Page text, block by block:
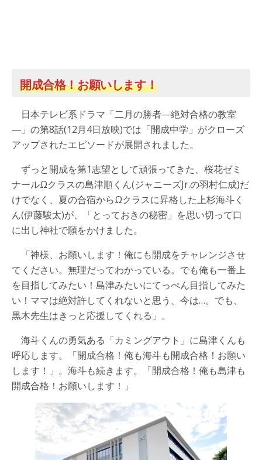
開成合格！お願いします！
日本テレビ系ドラマ「二月の勝者―絶対合格の教室
―」の第8話(12月4日放映)では「開成中学」がクローズ
アップされたエピソードが展開されました。
ずっと開成を第1志望として頑張ってきた、桜花ゼミ
ナールΩクラスの島津順くん(ジャニーズJr.の羽村仁成)だ
けでなく、夏の合宿からΩクラスに昇格した上杉海斗く
ん(伊藤駿太)が、「とっておきの秘密」を思い切って口
に出し神社で願をかけました。
「神様、お願いします！俺にも開成をチャレンジさせ
てください。無理だってわかっている。でも俺も一番上
を目指してみたい！島津みたいにてっぺん目指してみた
い！ママは絶対許してくれないと思う、今は…。でも、
黒木先生はきっと応援してくれる」。
海斗くんの勇気ある「カミングアウト」に島津くんも
呼応します。「開成合格！俺も海斗も開成合格！お願い
します！」。海斗も続きます。「開成合格！俺も島津も
開成合格！お願いします！」